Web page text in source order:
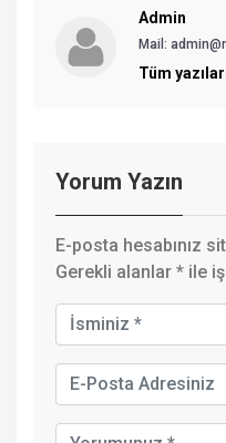
Admin
Mail:
Tüm
Yorum Yazın
E-posta hesabınız
Gerekli alanlar * ile